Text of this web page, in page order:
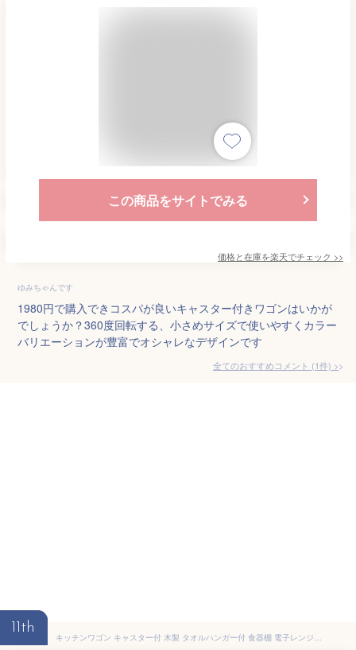
この商品をサイトでみる
価格と在庫を楽天でチェック >>
ゆみちゃんです
1980円で購入できコスパが良いキャスター付きワゴンはいかが
でしょうか？360度回転する、小さめサイズで使いやすくカラー
バリエーションが豊富でオシャレなデザインです
全てのおすすめコメント (1件) >
11th
キッチンワゴン キャスター付 木製 タオルハンガー付 食器棚 電子レンジ台 キッチン収納 可動式ラック ワゴン 棚板トレー 天然木 小物収納 キッチンカウンター 鍋 炊飯器 トースター 食品ストッカー 新生活